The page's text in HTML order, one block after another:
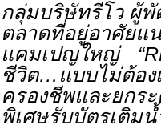
กลุ่มบริษัทรีโว ผู้
ตลาดที่อยู่อาศั
แคมเปญใหญ่ “
ชีวิต…แบบไม่ต้อง
ครองชีพและยก
พิเศษรับบัตรเติม